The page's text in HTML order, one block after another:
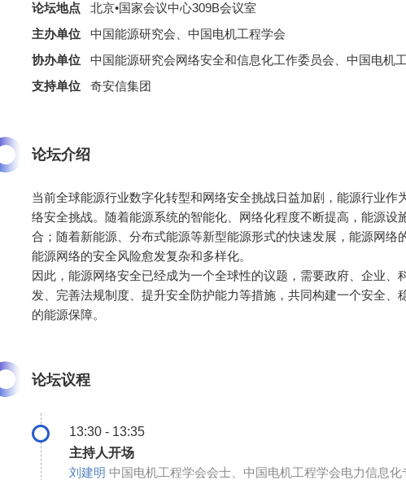
论坛地点
北京•国家会议中心309B会议室
主办单位
中国能源研究会、中国电机工程学会
协办单位
中国能源研究会网络安全和信息化工作委员会、中国电机
支持单位
奇安信集团
论坛介绍
当前全球能源行业数字化转型和网络安全挑战日益加剧，能源行业
络安全挑战。随着能源系统的智能化、网络化程度不断提高，能源
合；随着新能源、分布式能源等新型能源形式的快速发展，能源网
能源网络的安全风险愈发复杂和多样化。
因此，能源网络安全已经成为一个全球性的议题，需要政府、企业
发、完善法规制度、提升安全防护能力等措施，共同构建一个安全
的能源保障。
论坛议程
13:30 - 13:35
主持人开场
刘建明 中国电机工程学会会士、中国电机工程学会电力信息